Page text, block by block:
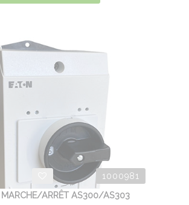
1000981
MARCHE/ARRÊT AS300/AS303